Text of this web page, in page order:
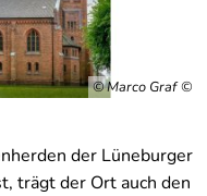
© Marco Graf
der Lüneburger
trägt der Ort auch den